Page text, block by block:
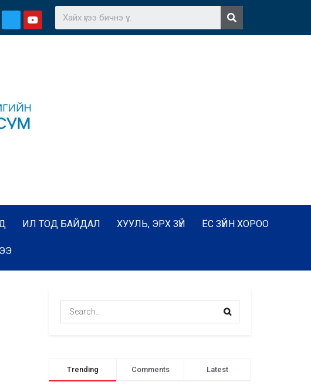
ИЛ ТОД БАЙДАЛ ХУУЛЬ, ЭРХ ЗҮЙ ЁС ЗҮЙН ХОРОО
Trending Comments Latest